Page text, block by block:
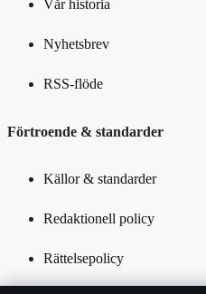
Vår historia
Nyhetsbrev
RSS-flöde
Förtroende & standarder
Källor & standarder
Redaktionell policy
Rättelsepolicy